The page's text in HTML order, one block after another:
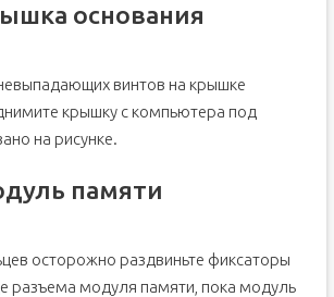
основания
винтов на крышке
крышку с компьютера под
на рисунке.
памяти
осторожно раздвиньте фиксаторы
разъема модуля памяти, пока модуль